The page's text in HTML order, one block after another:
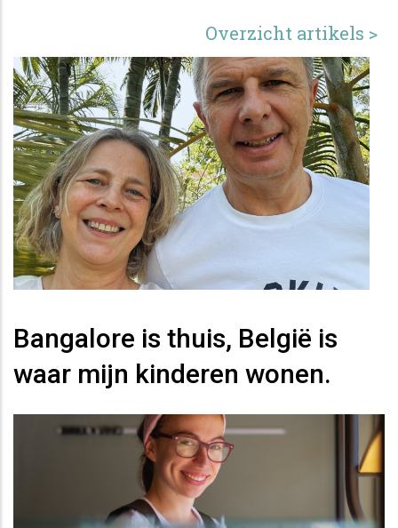
Overzicht artikels >
Bangalore is thuis, België is
waar mijn kinderen wonen.